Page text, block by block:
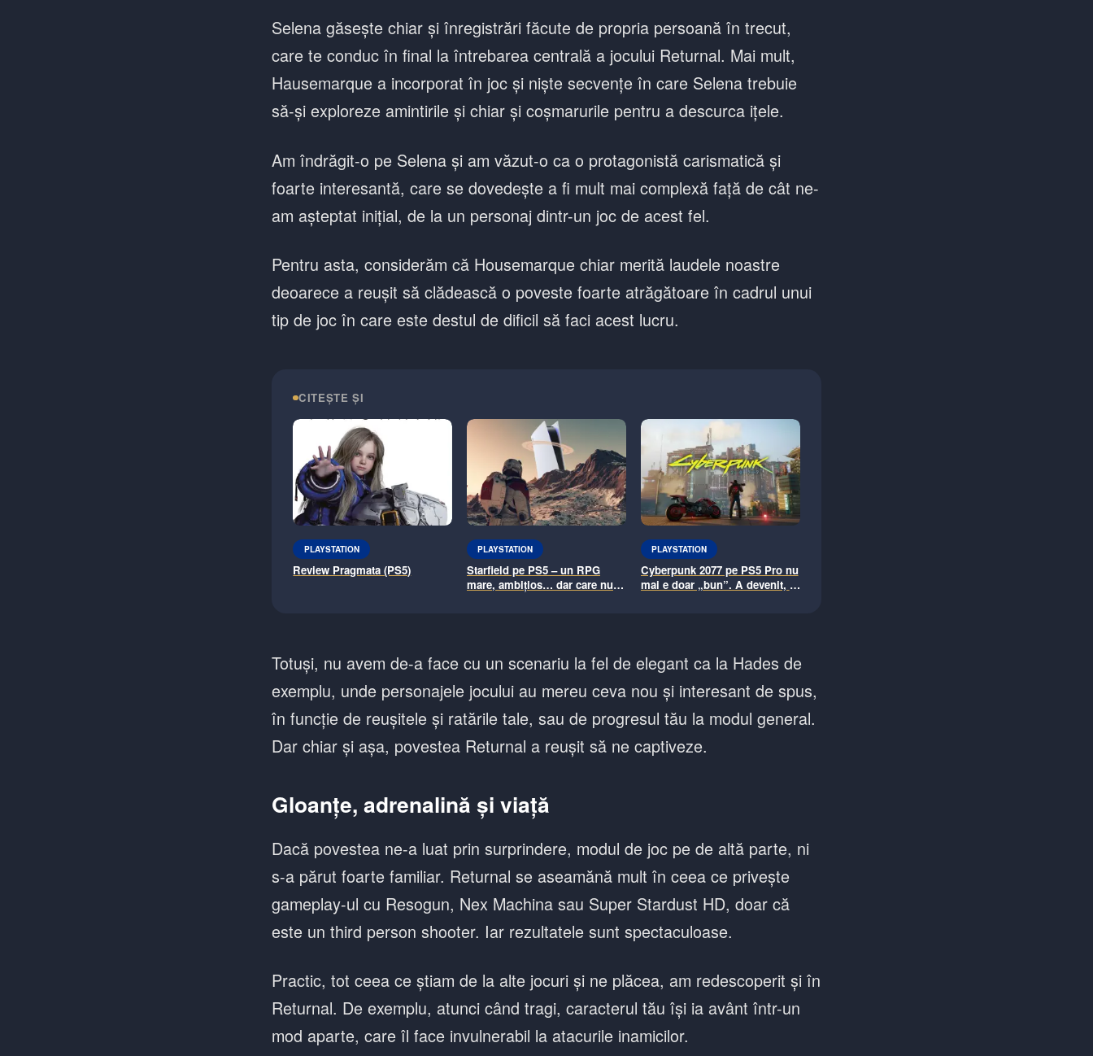
Selena găsește chiar și înregistrări făcute de propria persoană în trecut,
care te conduc în final la întrebarea centrală a jocului Returnal. Mai mult,
Hausemarque a incorporat în joc și niște secvențe în care Selena trebuie
să-și exploreze amintirile și chiar și coșmarurile pentru a descurca ițele.
Am îndrăgit-o pe Selena și am văzut-o ca o protagonistă carismatică și
foarte interesantă, care se dovedește a fi mult mai complexă față de cât ne-
am așteptat inițial, de la un personaj dintr-un joc de acest fel.
Pentru asta, considerăm că Housemarque chiar merită laudele noastre
deoarece a reușit să clădească o poveste foarte atrăgătoare în cadrul unui
tip de joc în care este destul de dificil să faci acest lucru.
CITEȘTE ȘI
PLAYSTATION
Review Pragmata (PS5)
PLAYSTATION
Starfield pe PS5 – un RPG
mare, ambițios… dar care nu e
PLAYSTATION
Cyberpunk 2077 pe PS5 Pro nu
mai e doar „bun”. A devenit, în
Totuși, nu avem de-a face cu un scenariu la fel de elegant ca la Hades de
exemplu, unde personajele jocului au mereu ceva nou și interesant de spus,
în funcție de reușitele și ratările tale, sau de progresul tău la modul general.
Dar chiar și așa, povestea Returnal a reușit să ne captiveze.
Gloanțe, adrenalină și viață
Dacă povestea ne-a luat prin surprindere, modul de joc pe de altă parte, ni
s-a părut foarte familiar. Returnal se aseamănă mult în ceea ce privește
gameplay-ul cu Resogun, Nex Machina sau Super Stardust HD, doar că
este un third person shooter. Iar rezultatele sunt spectaculoase.
Practic, tot ceea ce știam de la alte jocuri și ne plăcea, am redescoperit și în
Returnal. De exemplu, atunci când tragi, caracterul tău își ia avânt într-un
mod aparte, care îl face invulnerabil la atacurile inamicilor.